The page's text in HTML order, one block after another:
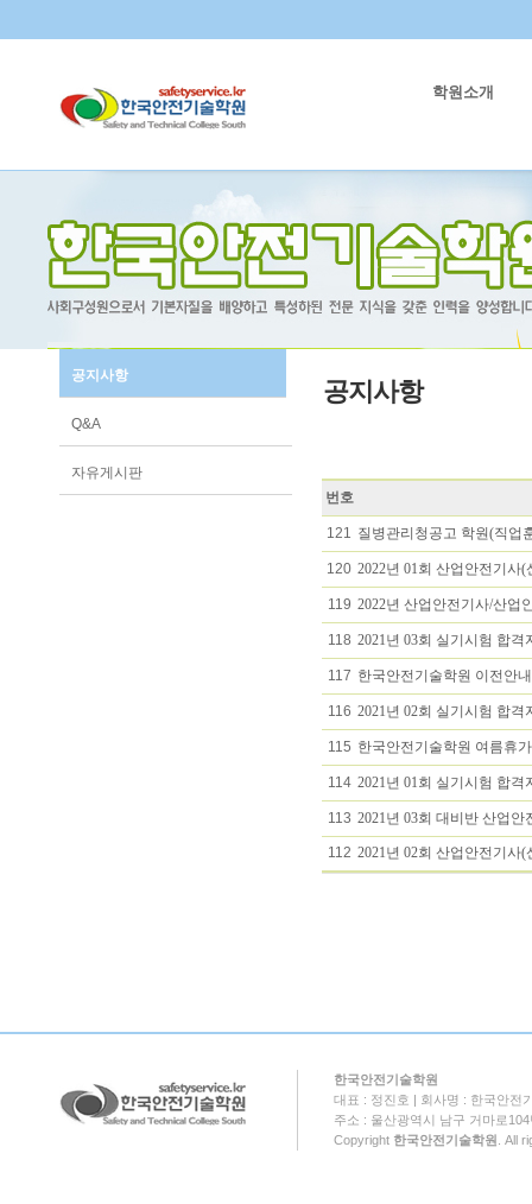
학원소개
공지사항
Q&A
자유게시판
공지사항
번호
121 질병관리청공고 학원(직업
120 2022년 01회 산업안전기사
119 2022년 산업안전기사/산업
118 2021년 03회 실기시험 합
117 한국안전기술학원 이전안
116 2021년 02회 실기시험 합
115 한국안전기술학원 여름휴
114 2021년 01회 실기시험 합
113 2021년 03회 대비반 산업
112 2021년 02회 산업안전기사
한국안전기술학원
대표 : 정진호 | 회사명 : 한국안전
주소 : 울산광역시 남구 거마로
Copyright 한국안전기술학원 . All